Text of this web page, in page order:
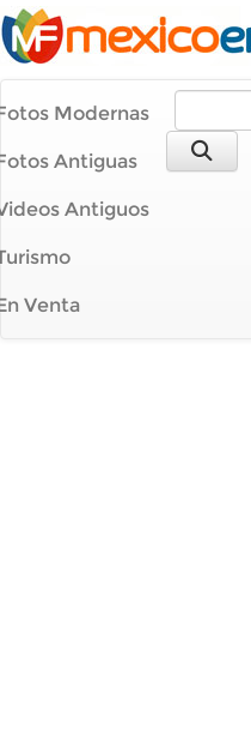
Modernas
Antiguas
Antiguos
Venta